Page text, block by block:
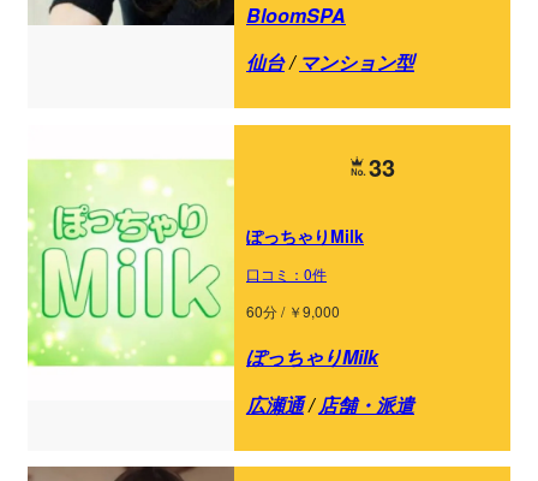
BloomSPA
仙台/ マンション型
33
ぽっちゃりMilk
口コミ：0件
60分 / ￥9,000
ぽっちゃりMilk
広瀬通/店舗・派遣